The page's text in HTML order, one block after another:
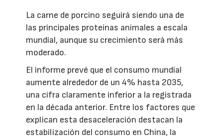
La carne de porcino seguirá siendo una de
las principales proteínas animales a escala
mundial, aunque su crecimiento será más
moderado.
El informe prevé que el consumo mundial
aumente alrededor de un 4% hasta 2035,
una cifra claramente inferior a la registrada
en la década anterior. Entre los factores que
explican esta desaceleración destacan la
estabilización del consumo en China, la